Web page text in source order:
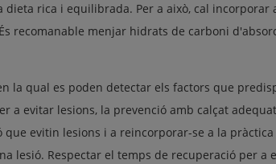
dieta rica i equilibrada. Per a això, cal incorporar
recomanable menjar hidrats de carboni
la qual es poden detectar els factors que
a evitar lesions, la prevenció amb calçat
que evitin lesions i a reincorporar-se a la
lesió. Respectar el temps de recuperació per a